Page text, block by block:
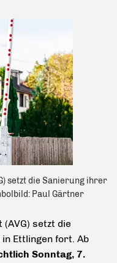
setzt die Sanierung ihrer
Paul Gärtner
setzt die
Ettlingen fort. Ab
Sonntag, 7.